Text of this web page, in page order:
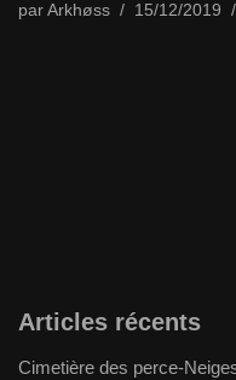
par Arkhøss 15/12/2019
Articles récents
Cimetière des perce-